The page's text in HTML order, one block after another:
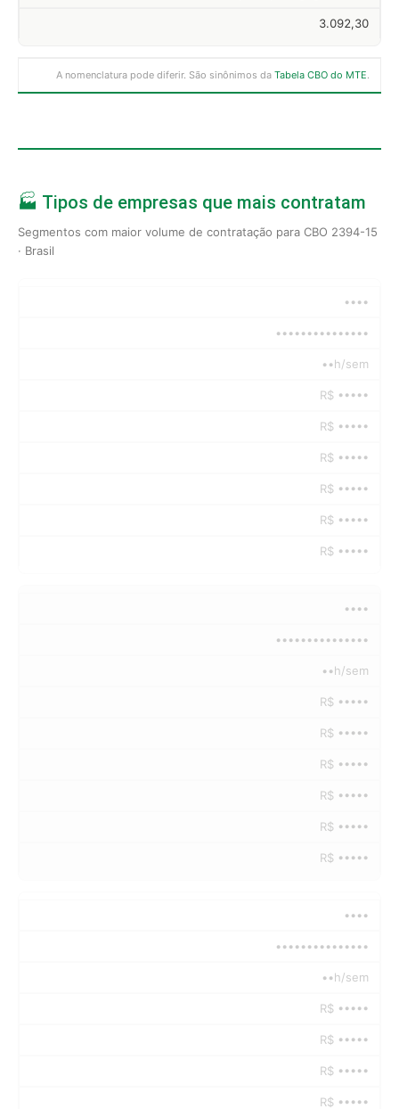
3.092,30
A nomenclatura pode diferir. São sinônimos da Tabela CBO do MTE.
🏭 Tipos de empresas que mais contratam
Segmentos com maior volume de contratação para CBO 2394-15
· Brasil
••••
•••••••••••••••
••h/sem
R$ •••••
R$ •••••
R$ •••••
R$ •••••
R$ •••••
R$ •••••
••••
•••••••••••••••
••h/sem
R$ •••••
R$ •••••
R$ •••••
R$ •••••
R$ •••••
R$ •••••
••••
•••••••••••••••
••h/sem
R$ •••••
R$ •••••
R$ •••••
R$ •••••